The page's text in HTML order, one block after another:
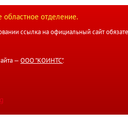
отделение.
ссылка на официальный сайт
— ООО "КОИНТС".